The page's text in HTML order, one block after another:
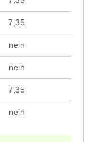
7,35
nein
nein
7,35
nein